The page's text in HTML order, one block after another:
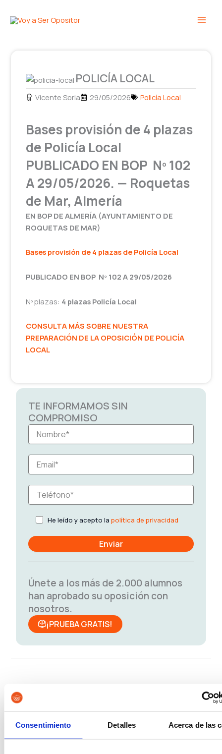
Consentimiento Detalles Acerca de las
POLICÍA LOCAL
Vicente Soria 29/05/2026 Policía Local
Bases provisión de 4 plazas
de Policía Local
PUBLICADO EN BOP Nº 102
A 29/05/2026. — Roquetas
de Mar, Almería
EN BOP DE ALMERÍA (AYUNTAMIENTO DE
ROQUETAS DE MAR)
Bases provisión de 4 plazas de Policía Local
PUBLICADO EN BOP Nº 102 A 29/05/2026
Nº plazas: 4 plazas Policía Local
CONSULTA MÁS SOBRE NUESTRA
PREPARACIÓN DE LA OPOSICIÓN DE POLICÍA
LOCAL
TE INFORMAMOS SIN
COMPROMISO
He leído y acepto la política de privacidad
Únete a los más de 2.000 alumnos
han aprobado su oposición con
nosotros.
¡PRUEBA GRATIS!